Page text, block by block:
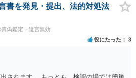
出されればその効力が否定される可能性
が分割協議に加わっていること ・御祖母
を行う実益が誰にあったかの立証が困難
に遺産分割協議の効力が否定される可能
のハードルは非常に高い）ということが
書を発見・提出、法的対処法
真偽鑑定・遺言無効
役にたった 3
されます。 もっとも、検認の場では簡単